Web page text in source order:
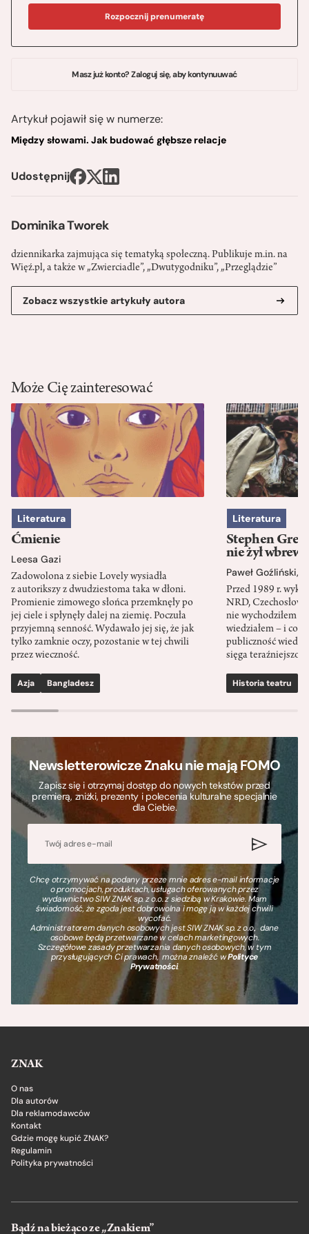
Dominika Tworek
dziennikarka zajmująca się tematyką społeczną. Publikuje m.in. na
Więź.pl, a także w „Zwierciadle”, „Dwutygodniku”, „Przeglądzie”
Zobacz wszystkie artykuły autora
Rozpocznij prenumeratę
Masz już konto? Zaloguj się, aby kontynuuwać
Artykuł pojawił się w numerze:
Między słowami. Jak budować głębsze relacje
Udostępnij
Może Cię zainteresować
Literatura
Ćmienie
Leesa Gazi
Zadowolona z siebie Lovely wysiadła
z autorikszy z dwudziestoma taka w dłoni.
Promienie zimowego słońca przemknęły po
jej ciele i spłynęły dalej na ziemię. Poczuła
przyjemną senność. Wydawało jej się, że jak
tylko zamknie oczy, pozostanie w tej chwili
przez wieczność.
Azja Bangladesz
Literatura
Stephen
nie żył wbrew
Paweł Goźliński,
Przed 1989 r.
NRD,
nie wychodziłem
wiedziałem – i co
publiczność
sięga
Historia teatru
Newsletterowicze Znaku nie mają FOMO
Zapisz się i otrzymaj dostęp do nowych tekstów przed
premierą, zniżki, prezenty i polecenia kulturalne specjalnie
dla Ciebie.
Chcę otrzymywać na podany przeze mnie adres e-mail informacje
o promocjach, produktach, usługach oferowanych przez
wydawnictwo SIW ZNAK sp. z o.o. z siedzibą w Krakowie. Mam
świadomość, że zgoda jest dobrowolna i mogę ją w każdej chwili
wycofać.
Administratorem danych osobowych jest SIW ZNAK sp. z o.o., dane
osobowe będą przetwarzane w celach marketingowych.
Szczegółowe zasady przetwarzania danych osobowych, w tym
przysługujących Ci prawach, można znaleźć wPolityce
Prywatności.
ZNAK
O nas
Dla autorów
Dla reklamodawców
Kontakt
Gdzie mogę kupić ZNAK?
Regulamin
Polityka prywatności
Bądź na bieżąco ze „Znakiem”